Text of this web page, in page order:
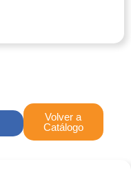
Volver a
Catálogo